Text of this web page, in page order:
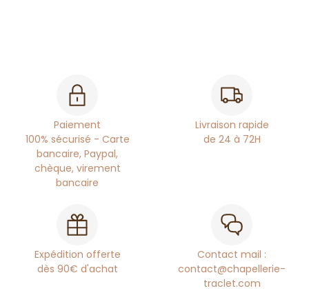
Paiement
100% sécurisé - Carte
bancaire, Paypal,
chèque, virement
bancaire
Livraison rapide
de 24 à 72H
Expédition offerte
dès 90€ d'achat
Contact mail :
contact@chapellerie-
traclet.com